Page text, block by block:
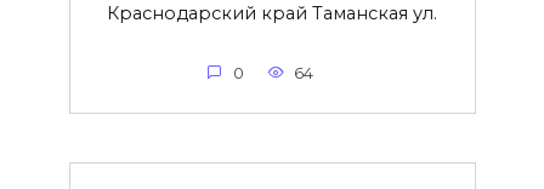
Краснодарский край Таманская ул.
0 64